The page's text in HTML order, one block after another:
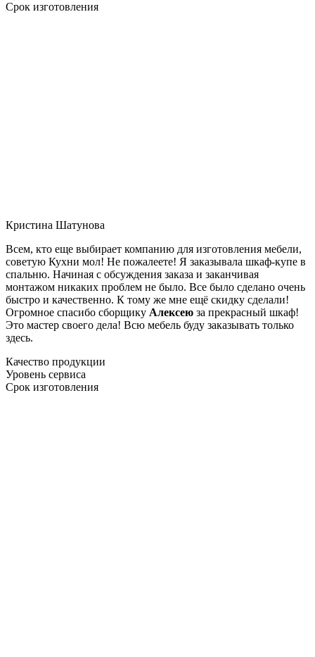
Срок изготовления
Кристина Шатунова
Всем, кто еще выбирает компанию для изготовления мебели,
советую Кухни мол! Не пожалеете! Я заказывала шкаф-купе в
спальню. Начиная с обсуждения заказа и заканчивая
монтажом никаких проблем не было. Все было сделано очень
быстро и качественно. К тому же мне ещё скидку сделали!
Огромное спасибо сборщику Алексею за прекрасный шкаф!
Это мастер своего дела! Всю мебель буду заказывать только
здесь.
Качество продукции
Уровень сервиса
Срок изготовления